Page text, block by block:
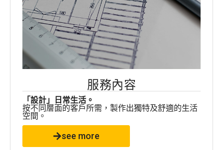
服務內容
「設計」日常生活。
按不同層面的客戶所需，製作出獨特及舒適的生活
空間。
see more